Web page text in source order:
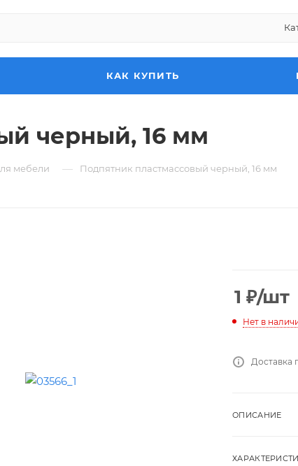
КАК КУПИТЬ
черный, 16 мм
мебели — Подпятник пластмассовый черный, 16 мм
1 ₽/шт
Нет в
Доставка
ОПИСАНИЕ